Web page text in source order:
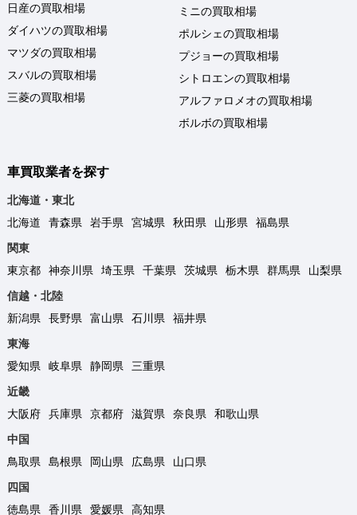
日産の買取相場
ダイハツの買取相場
マツダの買取相場
スバルの買取相場
三菱の買取相場
ミニの買取相場
ポルシェの買取相場
プジョーの買取相場
シトロエンの買取相場
アルファロメオの買取相場
ボルボの買取相場
車買取業者を探す
北海道・東北
北海道
青森県 岩手県 宮城県 秋田県 山形県
福島県
関東
東京都
神奈川県 埼玉県 千葉県 茨城県 栃木県 群馬県
山梨県
信越・北陸
新潟県
長野県 富山県 石川県
福井県
東海
愛知県
岐阜県 静岡県
三重県
近畿
大阪府
兵庫県 京都府 滋賀県 奈良県
和歌山県
中国
鳥取県
島根県 岡山県 広島県
山口県
四国
徳島県
香川県 愛媛県
高知県